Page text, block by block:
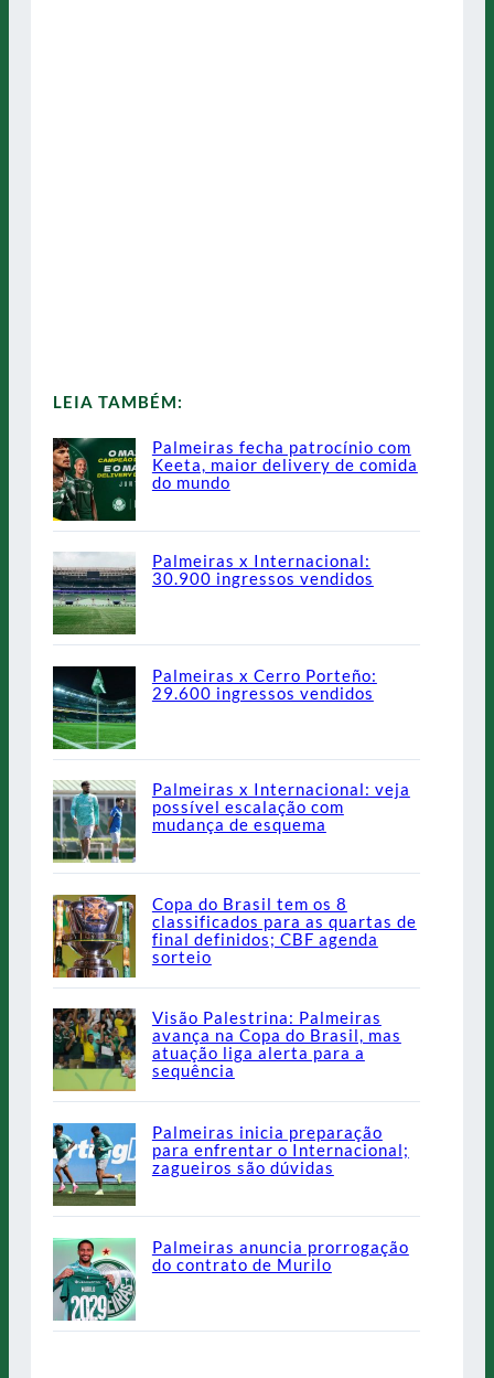
LEIA TAMBÉM:
Palmeiras fecha patrocínio com
Keeta, maior delivery de comida
do mundo
Palmeiras x Internacional:
30.900 ingressos vendidos
Palmeiras x Cerro Porteño:
29.600 ingressos vendidos
Palmeiras x Internacional: veja
possível escalação com
mudança de esquema
Copa do Brasil tem os 8
classificados para as quartas de
final definidos; CBF agenda
sorteio
Visão Palestrina: Palmeiras
avança na Copa do Brasil, mas
atuação liga alerta para a
sequência
Palmeiras inicia preparação
para enfrentar o Internacional;
zagueiros são dúvidas
Palmeiras anuncia prorrogação
do contrato de Murilo